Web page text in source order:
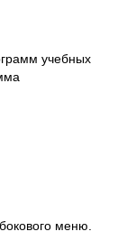
учебных
меню.